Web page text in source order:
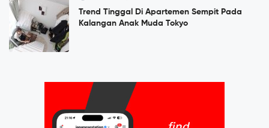
Trend Tinggal Di Apartemen Sempit Pada
Kalangan Anak Muda Tokyo